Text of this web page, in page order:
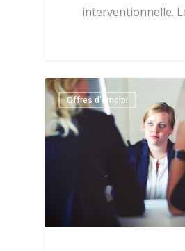
interventionnelle.
Offres d'emploi